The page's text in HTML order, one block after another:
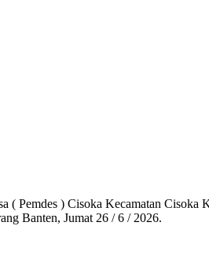
Pemdes ) Cisoka Kecamatan Cisoka
Banten, Jumat 26 / 6 / 2026.